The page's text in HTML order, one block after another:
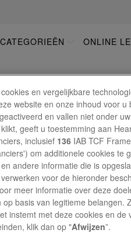
CATEGORIEËN ONLINE
&
nemen?
eerste nummer?
en vergelijkbare
website en onze inhoud voor u
en vallen niet onder uw
klikt, geeft u toestemming aan
inclusief 136 IAB TCF
om additionele cookies te
andere informatie die is
voor de hieronder
meer informatie over deze
basis van legitieme belangen.
instemt met deze cookies en de
klik dan op "Afwijzen”.